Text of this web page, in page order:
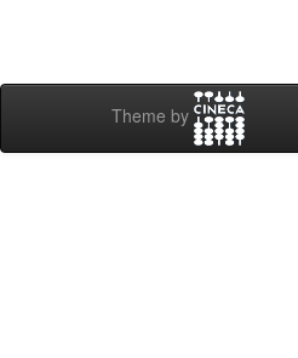
Theme by